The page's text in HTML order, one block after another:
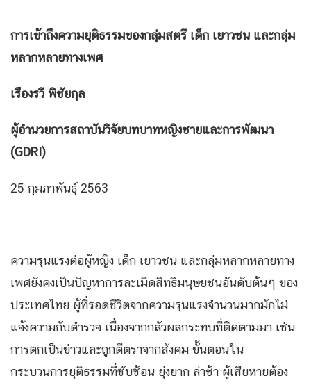
การเข้าถึงความยุติธรรมของกลุ่มสตรี เด็ก เยาวชน และกลุ่ม
หลากหลายทางเพศ
เรืองรวี พิชัยกุล
ผู้อำนวยการสถาบันวิจัยบทบาทหญิงชายและการพัฒนา
(GDRI)
25 กุมภาพันธุ์ 2563
ความรุนแรงต่อผู้หญิง เด็ก เยาวชน และกลุ่มหลากหลายทาง
เพศยังคงเป็นปัญหาการละเมิดสิทธิมนุษยชนอันดับต้นๆ ของ
ประเทศไทย ผู้ที่รอดชีวิตจากความรุนแรงจำนวนมากมักไม่
แจ้งความกับตำรวจ เนื่องจากกลัวผลกระทบที่ติดตามมา เช่น
การตกเป็นข่าวและถูกตีตราจากสังคม ขั้นตอนใน
กระบวนการยุติธรรมที่ซับซ้อน ยุ่งยาก ล่าช้า ผู้เสียหายต้อง